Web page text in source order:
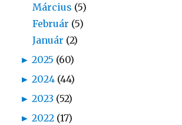
Március (5)
Február (5)
Január (2)
► 2025 (60)
► 2024 (44)
► 2023 (52)
► 2022 (17)